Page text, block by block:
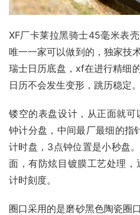
XF厂卡莱拉黑骑士45毫米表
唯一一家可以做到的，独家技
瑞士日历底盘，xf在进行精细
日历不会发生变形，跳历稳定。
镂空的表盘设计，从正面就
钟计分盘，中间最厂最细的指
计时盘，3点钟位置是小秒盘
面，有防炫目镀膜工艺处理
计时刻度。
圈口采用的是磨砂黑色陶瓷圈